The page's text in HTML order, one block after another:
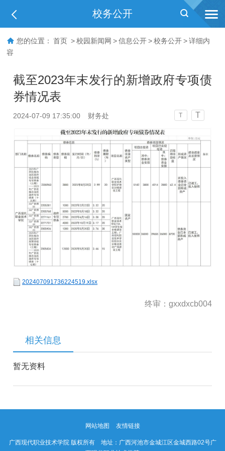
校务公开
您的位置： 首页 > 校园新闻网 > 信息公开 > 校务公开 > 详细内
容
截至2023年末发行的新增政府专项债
券情况表
2024-07-09 17:35:00 财务处 T T
202407091736224519.xlsx
终审：gxxdxcb004
相关信息
暂无资料
网站地图 友情链接
广西现代职业技术学院 版权所有 地址：广西河池市金城江区金城西路02号广